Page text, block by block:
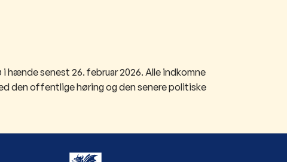
hænde senest 26. februar 2026. Alle indkomne
den offentlige høring og den senere politiske